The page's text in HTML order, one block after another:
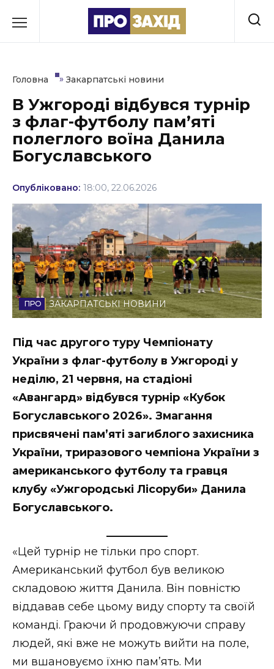
до
Культура
Освіта
Політика
Соціум
Спорт
Стиль життя
Втрачений Ужгород
Втрачений Ужгород (відеоверсія)
ЗАКАРПАТСЬКІ НОВИНИ
НОВИНИ ЗАХІДНОЇ УКРАЇНИ
ФОТО
ВІДЕО
Головна » Закарпатські новини
В Ужгороді відбувся турнір
з флаг-футболу пам’яті
полеглого воїна Данила
Богуславського
Опубліковано: 18:00, 22.06.2026
ЗАКАРПАТСЬКІ НОВИНИ
Під час другого туру Чемпіонату
України з флаг-футболу в Ужгороді у
неділю, 21 червня, на стадіоні
«Авангард» відбувся турнір «Кубок
Богуславського 2026». Змагання
присвячені пам’яті загиблого захисника
України, триразового чемпіона України з
американського футболу та гравця
клубу «Ужгородські Лісоруби» Данила
Богуславського.
«Цей турнір не тільки про спорт.
Американський футбол був великою
складовою життя Данила. Він повністю
віддавав себе цьому виду спорту та своїй
команді. Граючи й продовжуючи справу
людей, які вже не можуть вийти на поле,
ми вшановуємо їхню пам’ять. Ми